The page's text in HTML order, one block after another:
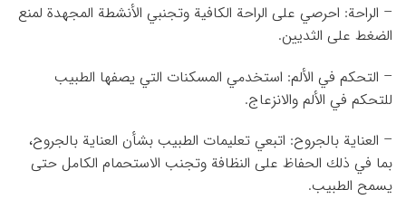
– الراحة: احرصي على الراحة الكافية وتجنبي الأنشطة المجهدة لمنع
الضغط على الثديين.
– التحكم في الألم: استخدمي المسكنات التي يصفها الطبيب
للتحكم في الألم والانزعاج.
– العناية بالجروح: اتبعي تعليمات الطبيب بشأن العناية بالجروح،
بما في ذلك الحفاظ على النظافة وتجنب الاستحمام الكامل حتى
يسمح الطبيب.